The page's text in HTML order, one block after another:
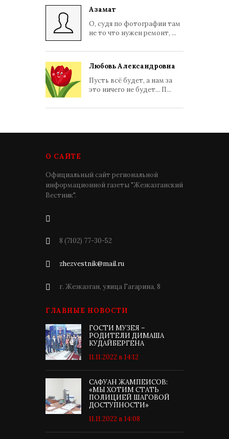
Азамат
О, судя по фотографии там
не то что нужен ремонт, ...
Любовь Александровна
Пусть всё будет, а нам за
это ничего не будет... П...
О САЙТЕ
Официальный сайт региональной
информационной газеты "Жезказганский
Вестник".
8 (7102) 77-30-52
zhezvestnik@mail.ru
г. Жезказган, улица Гагарина, 8
ГЛАВНЫЕ НОВОСТИ
ГОСТИ МУЗЕЯ –
РОДИТЕЛИ ДИМАША
КУДАЙБЕРГЕНА
11.11.2022 в 14:12
САФУАН ЖАМПЕИСОВ:
«МЫ ХОТИМ СТАТЬ
ПОЛИЦИЕЙ ШАГОВОЙ
ДОСТУПНОСТИ»
11.11.2022 в 14:08